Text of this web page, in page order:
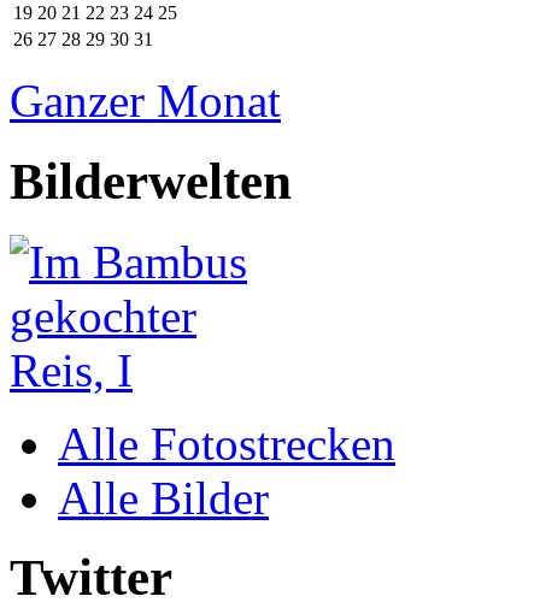
19 20 21 22 23 24 25
26 27 28 29 30 31
Ganzer Monat
Bilderwelten
Alle Fotostrecken
Alle Bilder
Twitter